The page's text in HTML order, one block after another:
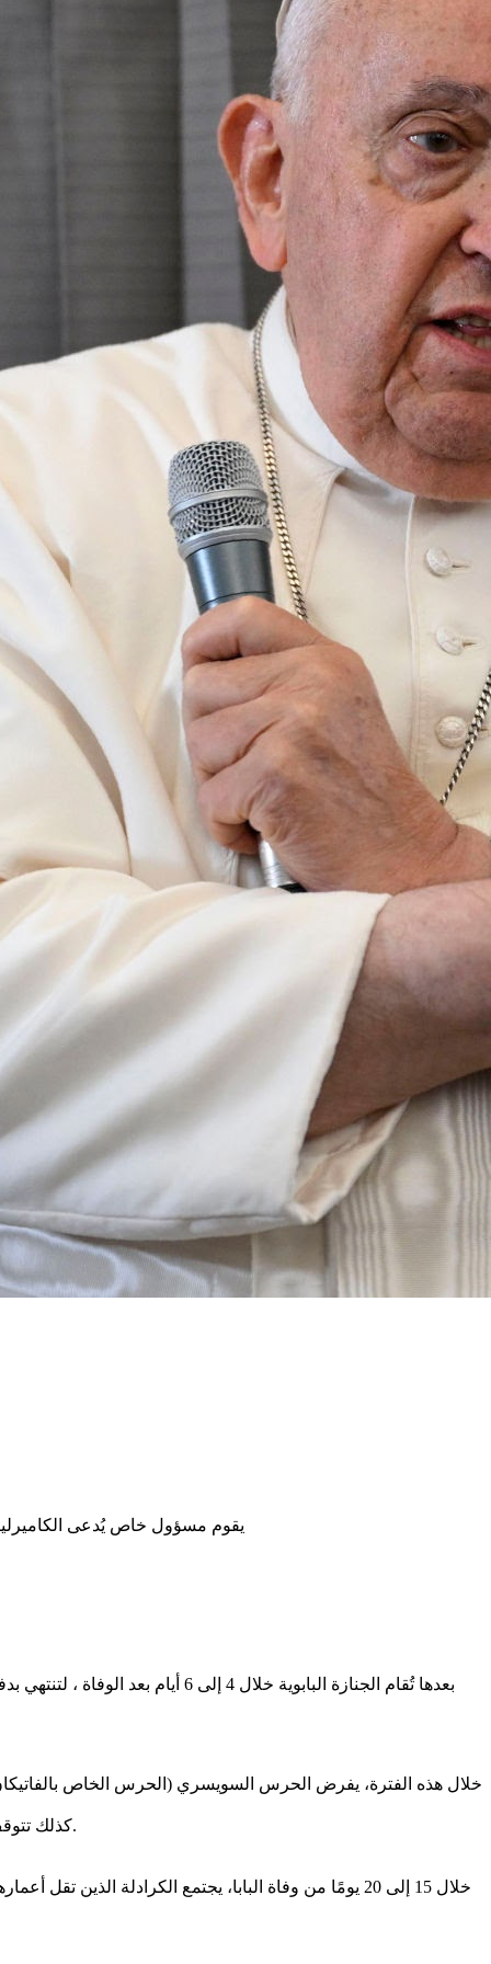
‏يقوم مسؤول خاص يُدعى
‏بعدها تُقام الجنازة البابوية
‏خلال هذه الفترة، يفرض الحرس السويسري (الحرس الخاص
‏كذلك تتوقف جميع الأنشطة والارساليات حول العالم كما يتم تعطيل مهام معظم المناصب الإدارية في الفاتيكان التي كانت معينة من قبل البابا المتوفى.